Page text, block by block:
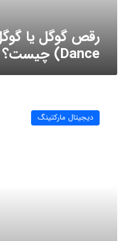
Dance) چیست؟
کمپین دیجیتال مارکتینگ